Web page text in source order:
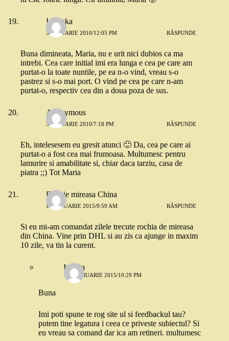
Ionouka
3 IANUARIE 2010/12:05 PM RĂSPUNDE
Buna dimineata, Maria, nu e urit nici dubios ca ma
intrebi. Cea care initial imi era lunga e cea pe care am
purtat-o la toate nuntile, pe ea n-o vind, vreau s-o
pastrez si s-o mai port. O vind pe cea pe care n-am
purtat-o, respectiv cea din a doua poza de sus.
Anonymous
3 IANUARIE 2010/7:18 PM RĂSPUNDE
Eh, intelesesem eu gresit atunci 🙂 Da, cea pe care ai
purtat-o a fost cea mai frumoasa. Multumesc pentru
lamurire si amabilitate si, chiar daca tarziu, casa de
piatra ;;) Tot Maria
Rochie mireasa China
11 IANUARIE 2015/9:59 AM RĂSPUNDE
Si eu mi-am comandat zilele trecute rochia de mireasa
din China. Vine prin DHL si au zis ca ajunge in maxim
10 zile, va tin la curent.
bianca
11 FEBRUARIE 2015/10:29 PM
Buna
Imi poti spune te rog site ul si feedbackul tau?
putem tine legatura i ceea ce priveste subiectul? Si
eu vreau sa comand dar ica am retineri. multumesc